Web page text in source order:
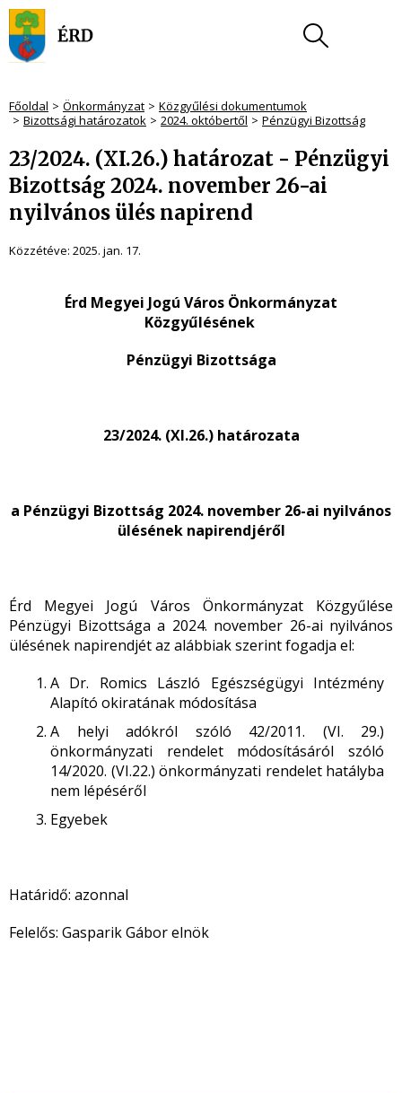
Főoldal Önkormányzat
Közgyűlési dokumentumok
Bizottsági határozatok
2024. októbertől Pénzügyi Bizottság
23/2024. (XI.26.) határozat - Pénzügyi
Bizottság 2024. november 26-ai
nyilvános ülés napirend
Közzétéve: 2025. jan. 17.
Érd Megyei Jogú Város Önkormányzat
Közgyűlésének
Pénzügyi Bizottsága
23/2024. (XI.26.) határozata
a Pénzügyi Bizottság 2024. november 26-ai nyilvános
ülésének napirendjéről
Érd Megyei Jogú Város Önkormányzat Közgyűlése
Pénzügyi Bizottsága a 2024. november 26-ai nyilvános
ülésének napirendjét az alábbiak szerint fogadja el:
A Dr. Romics László Egészségügyi Intézmény
Alapító okiratának módosítása
A helyi adókról szóló 42/2011. (VI. 29.)
önkormányzati rendelet módosításáról szóló
14/2020. (VI.22.) önkormányzati rendelet hatályba
nem lépéséről
Egyebek
Határidő: azonnal
Felelős: Gasparik Gábor elnök